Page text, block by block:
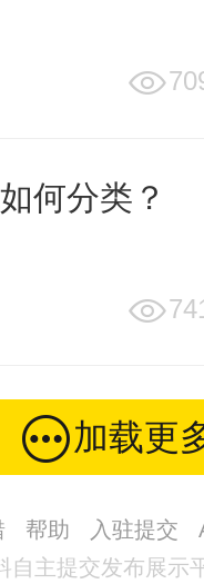
何分类？
加载更
帮助 入驻提交
自主提交发布展示